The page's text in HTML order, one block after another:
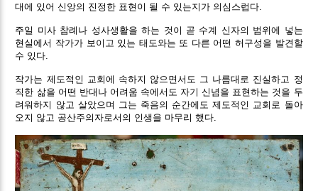
대에 있어 신앙의 진정한 표현이 될 수 있는지가 의심스럽다.
주일 미사 참례나 성사생활을 하는 것이 곧 수계 신자의 범위에 넣는
현실에서 작가가 보이고 있는 태도와는 또 다른 어떤 허구성을 발견할
수 있다.
작가는 제도적인 교회에 속하지 않으면서도 그 나름대로 진실하고 정
직한 삶을 어떤 반대나 어려움 속에서도 자기 신념을 표현하는 것을 두
려워하지 않고 살았으며 그는 죽음의 순간에도 제도적인 교회로 돌아
오지 않고 공산주의자로서의 인생을 마무리 했다.